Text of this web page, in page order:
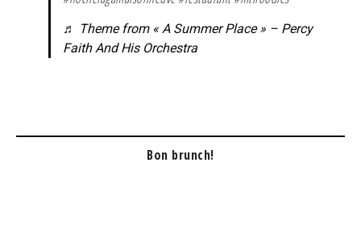
♬ Theme from « A Summer Place » – Percy
Faith And His Orchestra
Bon brunch!